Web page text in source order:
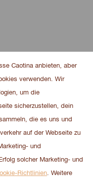
Caotina anbieten, aber
verwenden. Wir
um die
sicherzustellen, dein
die es uns und
auf der Webseite zu
und
solcher Marketing- und
Richtlinien. Weitere